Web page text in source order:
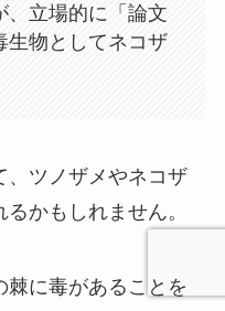
、立場的に「論文
生物としてネコザ
、ツノザメやネコザ
かもしれません。
棘に毒があることを